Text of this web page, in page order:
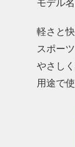
モデル
軽さと
スポー
やさし
用途で